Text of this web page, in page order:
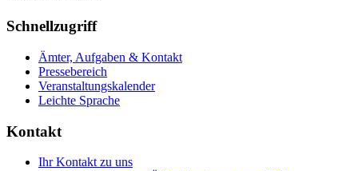
Schnellzugriff
Ämter, Aufgaben & Kontakt
Pressebereich
Veranstaltungskalender
Leichte Sprache
Kontakt
Ihr Kontakt zu uns